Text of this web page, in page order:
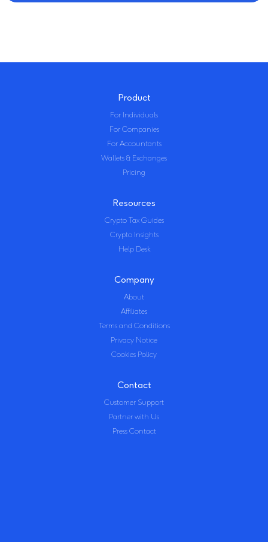
Product
For Individuals
For Companies
For Accountants
Wallets & Exchanges
Pricing
Resources
Crypto Tax Guides
Crypto Insights
Help Desk
Company
About
Affiliates
Terms and Conditions
Privacy Notice
Cookies Policy
Contact
Customer Support
Partner with Us
Press Contact